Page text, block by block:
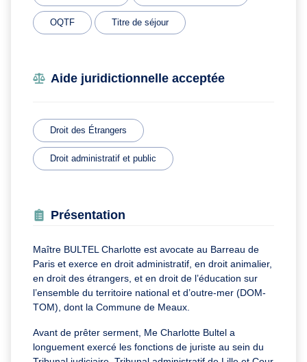
OQTF Titre de séjour
Aide juridictionnelle acceptée
Droit des Étrangers
Droit administratif et public
Présentation
Maître BULTEL Charlotte est avocate au Barreau de
Paris et exerce en droit administratif, en droit animalier,
en droit des étrangers, et en droit de l’éducation sur
l’ensemble du territoire national et d’outre-mer (DOM-
TOM), dont la Commune de Meaux.
Avant de prêter serment, Me Charlotte Bultel a
longuement exercé les fonctions de juriste au sein du